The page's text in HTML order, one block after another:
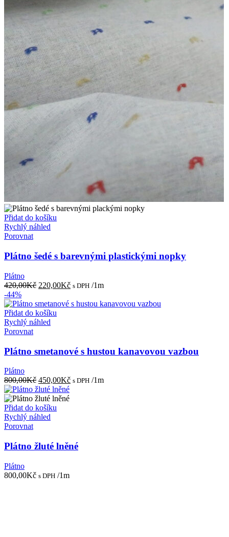
Přidat do košíku
Rychlý náhled
Porovnat
Plátno šedé s barevnými plastickými nopky
Plátno
420,00Kč Původní
byla:
420,00Kč.
220,00KčAktuální
je:
s DPH /1m
-44%
Přidat do košíku
Rychlý náhled
Porovnat
Plátno smetanové s hustou kanavovou vazbou
Plátno
800,00Kč Původní
cena
byla:
800,00Kč.
450,00KčAktuální
s DPH /1m
Přidat do košíku
Rychlý náhled
Porovnat
Plátno žluté lněné
Plátno
800,00Kč s DPH /1m